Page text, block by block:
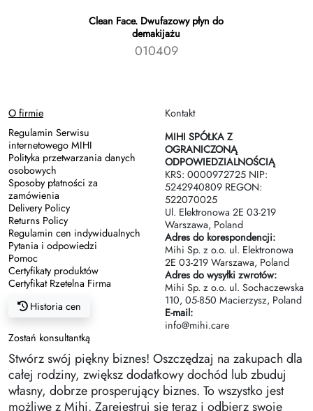
Clean Face. Dwufazowy płyn do
demakijażu
010409
O firmie
Regulamin Serwisu
internetowego MIHI
Polityka przetwarzania danych
osobowych
Sposoby płatności za
zamówienia
Delivery Policy
Returns Policy
Regulamin cen indywidualnych
Pytania i odpowiedzi
Pomoc
Certyfikaty produktów
Certyfikat Rzetelna Firma
Historia cen
Kontakt
MIHI SPÓŁKA Z
OGRANICZONĄ
ODPOWIEDZIALNOŚCIĄ
KRS: 0000972725 NIP:
5242940809 REGON:
522070025
Ul. Elektronowa 2Е 03-219
Warszawa, Poland
Adres do korespondencji:
Mihi Sp. z o.o. ul. Elektronowa
2Е 03-219 Warszawa, Poland
Adres do wysyłki zwrotów:
Mihi Sp. z o.o. ul. Sochaczewska
110, 05-850 Macierzysz, Poland
E-mail:
info@mihi.care
Zostań konsultantką
Stwórz swój piękny biznes! Oszczędzaj na zakupach dla
całej rodziny, zwiększ dodatkowy dochód lub zbuduj
własny, dobrze prosperujący biznes. To wszystko jest
możliwe z Mihi. Zarejestruj się teraz i odbierz swoje